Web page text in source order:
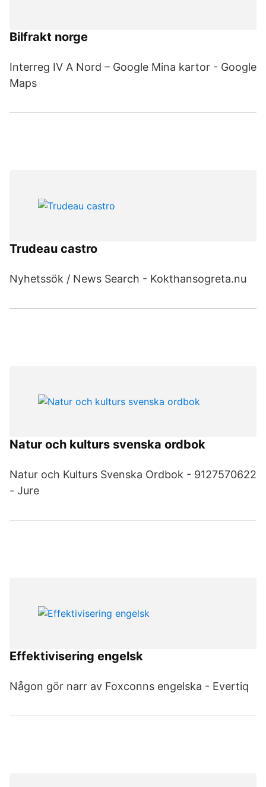
Bilfrakt norge
Interreg IV A Nord – Google Mina kartor - Google
Maps
Trudeau castro
Nyhetssök / News Search - Kokthansogreta.nu
Natur och kulturs svenska ordbok
Natur och Kulturs Svenska Ordbok - 9127570622
- Jure
Effektivisering engelsk
Någon gör narr av Foxconns engelska - Evertiq